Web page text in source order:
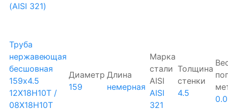
(AISI 321)
Труба
нержавеющая
бесшовная
159х4.5
12Х18Н10Т /
08Х18Н10Т
Диаметр
159
Длина
немерная
Марка
стали
AISI
AISI
321
Толщина
стенки
4.5